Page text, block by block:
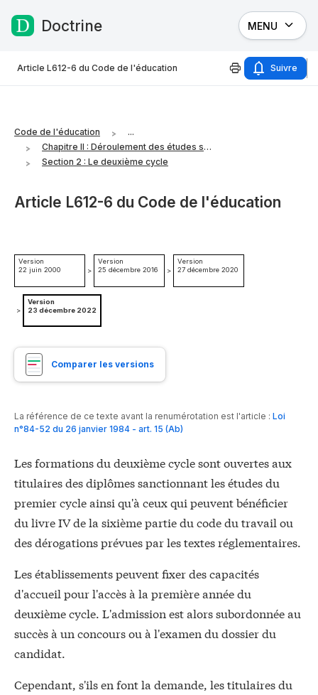
Passer au contenu
Doctrine MENU
Article L612-6 du Code de l'éducation Suivre
Code de l'éducation
...
Chapitre II : Déroulement des études supérieures
Section 2 : Le deuxième cycle
Article L612-6 du Code de l'éducation
Version
22 juin 2000
>
Version
25 décembre 2016
>
Version
27 décembre 2020
>
Version
23 décembre 2022
Comparer les versions
La référence de ce texte avant la renumérotation est l'article : Loi
n°84-52 du 26 janvier 1984 - art. 15 (Ab)
Les formations du deuxième cycle sont ouvertes aux
titulaires des diplômes sanctionnant les études du
premier cycle ainsi qu'à ceux qui peuvent bénéficier
du livre IV de la sixième partie du code du travail ou
des dérogations prévues par les textes réglementaires.
Les établissements peuvent fixer des capacités
d'accueil pour l'accès à la première année du
deuxième cycle. L'admission est alors subordonnée au
succès à un concours ou à l'examen du dossier du
candidat.
Cependant, s'ils en font la demande, les titulaires du